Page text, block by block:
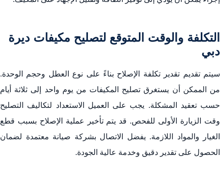
التكلفة والوقت المتوقع ل‏تصليح مكيفات ديرة
دبي
سيتم تقديم تقدير تكلفة الإصلاح بناءً على نوع العطل وحجم الوحدة.
من الممكن أن يستغرق تصليح المكيفات من يوم واحد إلى ثلاثة أيام
حسب تعقيد المشكلة. يجب على العميل الاستعداد لتكاليف التصليح
وقت الزيارة الأولى للفحص. قد يتم تأخير عملية الإصلاح بسبب قطع
الغيار والمواد اللازمة. يفضل الاتصال بشركة صيانة معتمدة لضمان
الحصول على تقدير دقيق وخدمة عالية الجودة.